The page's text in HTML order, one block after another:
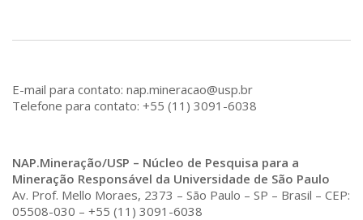
E-mail para contato: nap.mineracao@usp.br
Telefone para contato: +55 (11) 3091-6038
NAP.Mineração/USP – Núcleo de Pesquisa para a
Mineração Responsável da Universidade de São Paulo
Av. Prof. Mello Moraes, 2373 – São Paulo – SP – Brasil – CEP:
05508-030 – +55 (11) 3091-6038